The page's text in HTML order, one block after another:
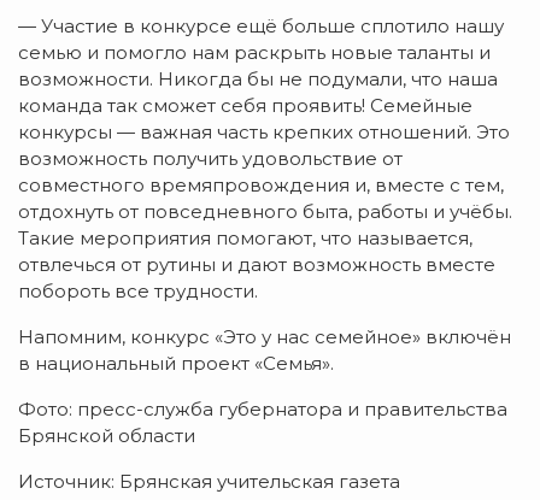
— Участие в конкурсе ещё больше сплотило нашу
семью и помогло нам раскрыть новые таланты и
возможности. Никогда бы не подумали, что наша
команда так сможет себя проявить! Семейные
конкурсы — важная часть крепких отношений. Это
возможность получить удовольствие от
совместного времяпровождения и, вместе с тем,
отдохнуть от повседневного быта, работы и учёбы.
Такие мероприятия помогают, что называется,
отвлечься от рутины и дают возможность вместе
побороть все трудности.
Напомним, конкурс «Это у нас семейное» включён
в национальный проект «Семья».
Фото: пресс-служба губернатора и правительства
Брянской области
Источник: Брянская учительская газета